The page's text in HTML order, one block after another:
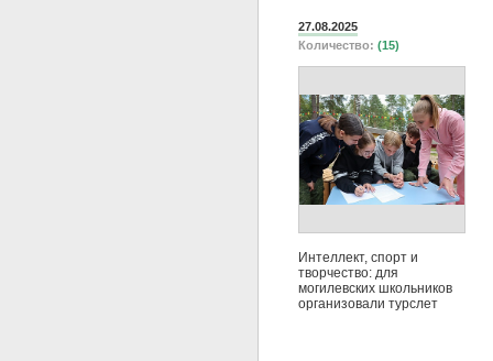
27.08.2025
Количество: (15)
Интеллект, спорт и
творчество: для
могилевских школьников
организовали турслет